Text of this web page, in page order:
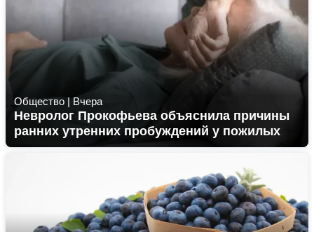
Общество | Вчера
Невролог Прокофьева объяснила причины
ранних утренних пробуждений у пожилых